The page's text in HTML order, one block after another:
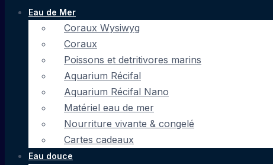
Eau de Mer
Coraux Wysiwyg
Coraux
Poissons et detritivores marins
Aquarium Récifal
Aquarium Récifal Nano
Matériel eau de mer
Nourriture vivante & congelé
Cartes cadeaux
Eau douce